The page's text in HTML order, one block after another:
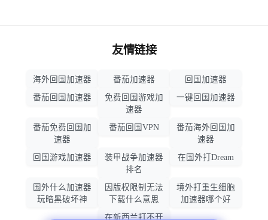
友情链接
海外回国加速器 番茄加速器
回国加速器
番茄回国加速器
免费回国游戏加
速器
一键回国加速器
番茄免费回国加
速器
番茄回国VPN
番茄海外回国加
速器
回国游戏加速器
装甲战争加速器
排名
在国外打Dream
国外什么加速器
玩暗黑破坏神
因版权限制无法
下载什么意思
境外打重生细胞
加速器哪个好
在新西兰打不开